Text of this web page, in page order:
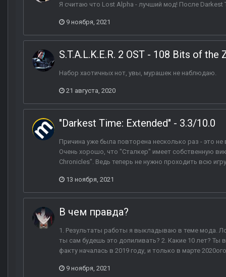
Я считаю что Lost Alpha - лучший мод! После Darkest
9 ноября, 2021
S.T.A.L.K.E.R. 2 OST - 108 Bits of the
Набор хаотичных нот, увы, мурашек не наблюдаю.
21 августа, 2020
"Darkest Time: Extended" - 3.3/10.0
Причина уже была повторена несколько раз - это
Очень хорошо, что "Сталкер" имеет собственную
Chronicles". Ведь теперь не нужно проходить всю
13 ноября, 2021
В чем правда?
1. Результаты работы я выкладываю в теме мода.
ты сам будешь это допиливать? 2. Какие 10 лет? Ты
факту началась в 2019 году, и только в марте
9 ноября, 2021